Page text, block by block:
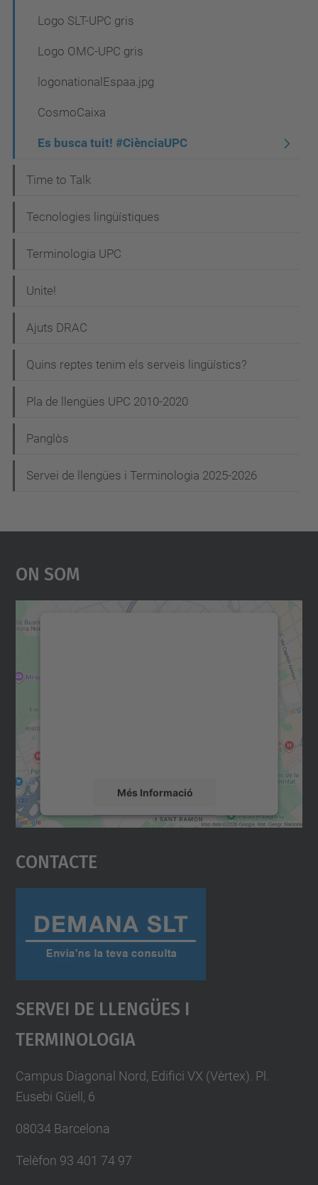
Logo SLT-UPC gris
Logo OMC-UPC gris
logonationalEspaa.jpg
CosmoCaixa
Es busca tuit! #CiènciaUPC
Time to Talk
Tecnologies lingüístiques
Terminologia UPC
Unite!
Ajuts DRAC
Quins reptes tenim els serveis lingüístics?
Pla de llengües UPC 2010-2020
Panglòs
Servei de llengües i Terminologia 2025-2026
On Som
Més Informació
Accepta
powered by
Contacte
Servei De Llengües I
Terminologia
Campus Diagonal Nord, Edifici VX (Vèrtex). Pl.
Eusebi Güell, 6
08034 Barcelona
Telèfon 93 401 74 97